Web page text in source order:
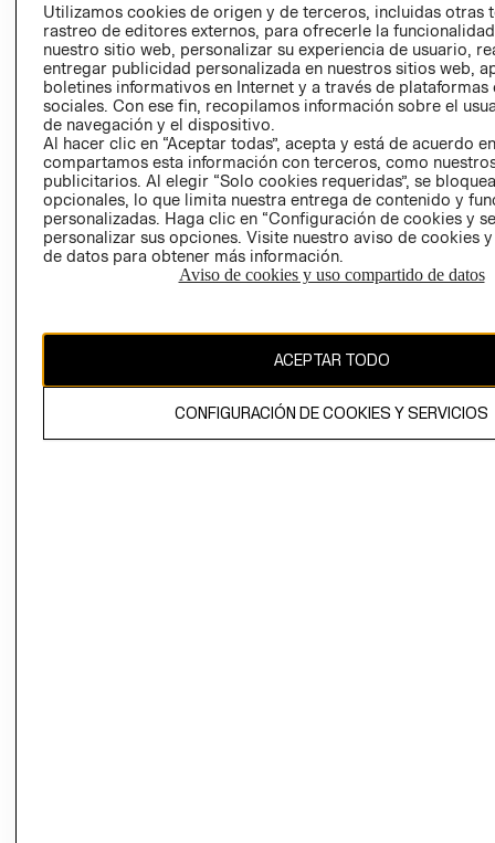
GIFT CARD
AVISO DE
COOKIES
LIBRO DE
El contenido de esta página web está protegido por copyright y es
Utilizamos cookies de origen y de terceros, incluidas otras
rastreo de editores externos, para ofrecerle la
nuestro sitio web, personalizar su experiencia de usuario,
entregar publicidad personalizada en nuestros sitios web,
boletines informativos en Internet y a través de plataformas
sociales. Con ese fin, recopilamos información sobre el
de navegación y el dispositivo.
Al hacer clic en “Aceptar todas”, acepta y está de acuerdo
compartamos esta información con terceros, como
publicitarios. Al elegir “Solo cookies requeridas”, se
opcionales, lo que limita nuestra entrega de contenido y
personalizadas. Haga clic en “Configuración de cookies y
personalizar sus opciones. Visite nuestro aviso de cookies
de datos para obtener más información.
Aviso de cookies y uso compartido de datos
ACEPTAR TODO
CONFIGURACIÓN DE COOKIES Y SERVICIOS